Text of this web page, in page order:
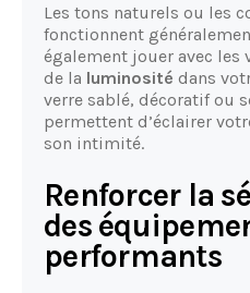
Les tons naturels ou les
fonctionnent
également jouer avec
de la luminosité dans
verre sablé, décoratif ou
permettent d’éclairer
son intimité.
Renforcer la
des
performants